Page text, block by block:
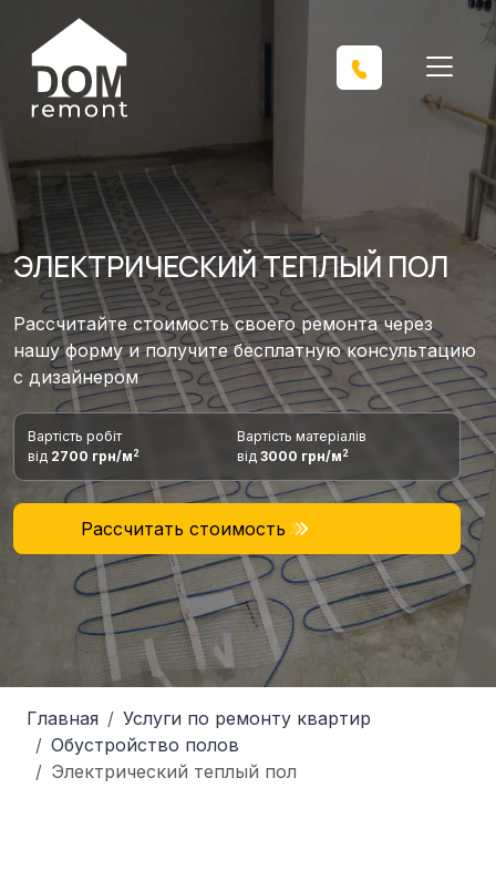
ЭЛЕКТРИЧЕСКИЙ ТЕПЛЫЙ ПОЛ
Рассчитайте стоимость своего ремонта через
нашу форму и получите бесплатную консультацию
с дизайнером
Вартість робіт
від 2700 грн/м2
Вартість матеріалів
від 3000 грн/м2
Рассчитать стоимость
Главная
Услуги по ремонту квартир
Обустройство полов
Электрический теплый пол